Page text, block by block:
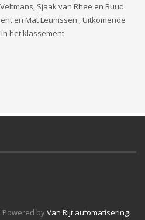
Sjaak van Rhee en Ruud
en Mat Leunissen , Uitkomende
het klassement.
Powered byVan Rijt automatisering.